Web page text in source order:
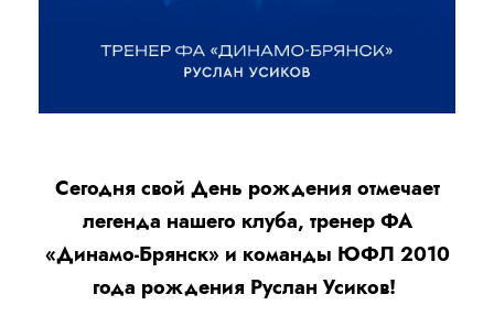
Сегодня свой День рождения отмечает
легенда нашего клуба, тренер ФА
«Динамо-Брянск» и команды ЮФЛ 2010
года рождения Руслан Усиков!